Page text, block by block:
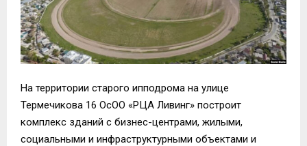
На территории старого ипподрома на улице
Термечикова 16 ОсОО «РЦА Ливинг» построит
комплекс зданий с бизнес-центрами, жилыми,
социальными и инфраструктурными объектами и